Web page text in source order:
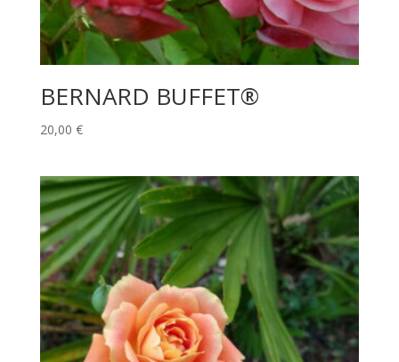
BERNARD BUFFET®
20,00 €